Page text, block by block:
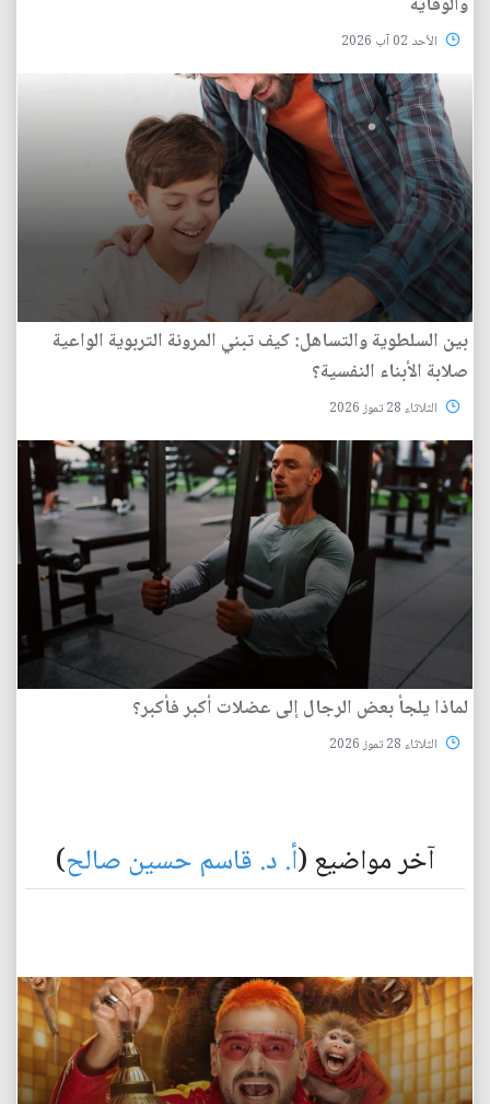
الأحد 02 آب 2026
بين السلطوية والتساهل: كيف تبني المرونة التربوية الواعية
صلابة الأبناء النفسية؟
الثلاثاء 28 تموز 2026
لماذا يلجأ بعض الرجال إلى عضلات أكبر فأكبر؟
الثلاثاء 28 تموز 2026
آخر مواضيع (أ. د. قاسم حسين صالح)